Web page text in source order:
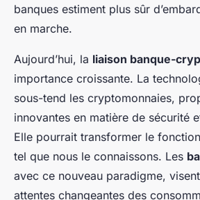
banques estiment plus sûr
en marche.
Aujourd’hui, la liaison banque-
importance croissante. La
sous-tend les cryptomonnaies,
innovantes en matière de sécurité
Elle pourrait transformer le
tel que nous le connaissons. Les
avec ce nouveau paradigme,
attentes changeantes des